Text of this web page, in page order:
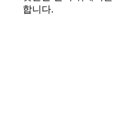
합니다.